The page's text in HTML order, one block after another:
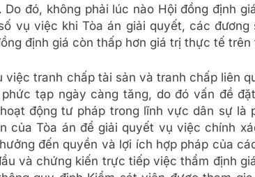
Do đó, không phải lúc nào Hội đồng định
vụ việc khi Tòa án giải quyết, các
định giá còn thấp hơn giá trị thực tế
việc tranh chấp tài sản và tranh chấp liên
tạp ngày càng tăng, do đó vấn đề
động tư pháp trong lĩnh vực dân sự là
của Tòa án để giải quyết vụ việc chính
đến quyền và lợi ích hợp pháp của
và chứng kiến trực tiếp việc thẩm định